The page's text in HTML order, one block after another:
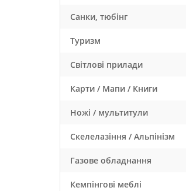
Санки, тюбінг
Туризм
Світлові прилади
Карти / Мапи / Книги
Ножі / мультитули
Скелелазіння / Альпінізм
Газове обладнання
Кемпінгові меблі